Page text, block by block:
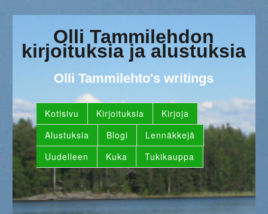
Olli Tammilehdon
kirjoituksia ja alustuksia
Olli Tammilehto's writings
Kotisivu Kirjoituksia
Kirjoja
Alustuksia
Blogi
Lennäkkejä
Uudelleen
Kuka Tukikauppa